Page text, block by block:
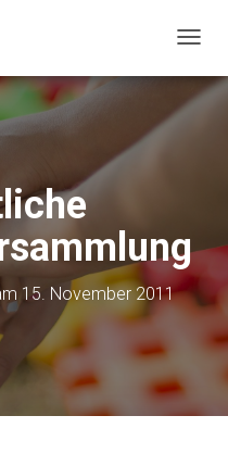
A
V
N
U
M
S
15. November 2011